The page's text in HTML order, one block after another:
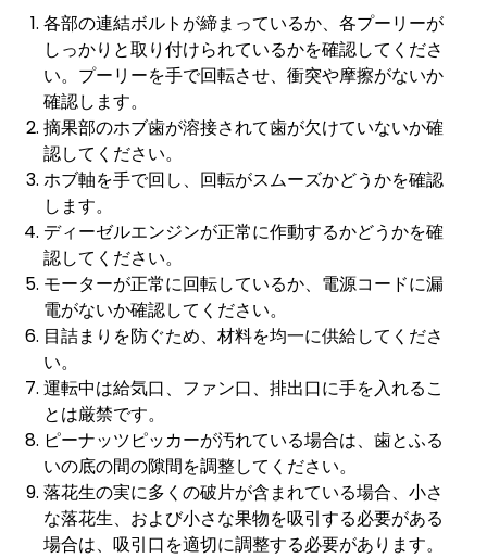
各部の連結ボルトが締まっているか、各プーリーが
しっかりと取り付けられているかを確認してくださ
い。プーリーを手で回転させ、衝突や摩擦がないか
確認します。
摘果部のホブ歯が溶接されて歯が欠けていないか確
認してください。
ホブ軸を手で回し、回転がスムーズかどうかを確認
します。
ディーゼルエンジンが正常に作動するかどうかを確
認してください。
モーターが正常に回転しているか、電源コードに漏
電がないか確認してください。
目詰まりを防ぐため、材料を均一に供給してくださ
い。
運転中は給気口、ファン口、排出口に手を入れるこ
とは厳禁です。
ピーナッツピッカーが汚れている場合は、歯とふる
いの底の間の隙間を調整してください。
落花生の実に多くの破片が含まれている場合、小さ
な落花生、および小さな果物を吸引する必要がある
場合は、吸引口を適切に調整する必要があります。